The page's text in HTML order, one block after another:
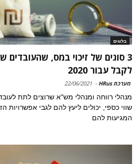
בלוגים
3 סוגים של זיכוי במס, שהעובדים
לקבל עבור 2020
מערכת HRus -
22/06/2021
מנהלי רווחה ומנהלי מש"א שרוצים לתת
שווי כספי, יכולים ליעץ להם לגבי אפשרויות
המגיעות להם